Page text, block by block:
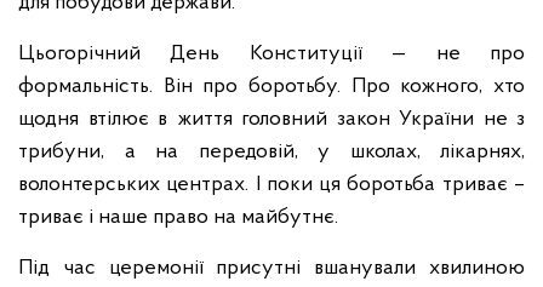
Цьогорічний День Конституції — не про
формальність. Він про боротьбу. Про кожного, хто
щодня втілює в життя головний закон України не з
трибуни, а на передовій, у школах, лікарнях,
волонтерських центрах. І поки ця боротьба триває –
триває і наше право на майбутнє.
Під час церемонії присутні вшанували хвилиною